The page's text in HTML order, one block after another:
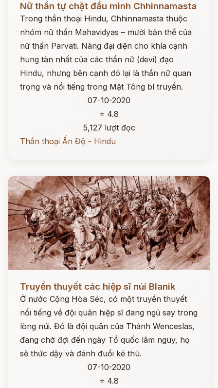
Nữ thần tự chặt đầu mình Chhinnamasta
Trong thần thoại Hindu, Chhinnamasta thuộc
nhóm nữ thần Mahavidyas – mười bản thể của
nữ thần Parvati. Nàng đại diện cho khía cạnh
hung tàn nhất của các thần nữ (devi) đạo
Hindu, nhưng bên cạnh đó lại là thần nữ quan
trọng và nổi tiếng trong Mật Tông bí truyền.
07-10-2020
⭐ 4.8
5,127 lượt đọc
Thần thoại Ấn Độ - Hindu
Đọc ngay
Truyền thuyết các hiệp sĩ núi Blanik
Ở nước Cộng Hòa Séc, có một truyền thuyết
nổi tiếng về đội quân hiệp sĩ đang ngủ say trong
lòng núi. Đó là đội quân của Thánh Wenceslas,
đang chờ đợi đến ngày Tổ quốc lâm nguy, họ
sẽ thức dậy và đánh đuổi kẻ thù.
07-10-2020
⭐ 4.8